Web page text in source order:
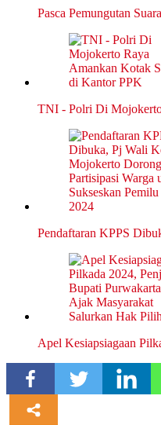
Pasca Pemungutan
TNI - Polri Di
Pendaftaran KPPS
Apel Kesiapsiagaan